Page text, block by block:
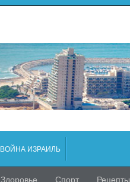
ВОЙНА ИЗРАИЛЬ
Здоровье Спорт Рецепты